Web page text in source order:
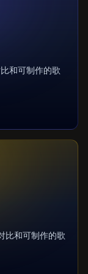
和可制作的歌
比和可制作的歌